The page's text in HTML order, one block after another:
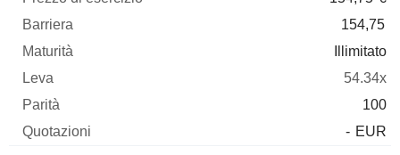
154,75
Illimitato
54.34x
100
- EUR